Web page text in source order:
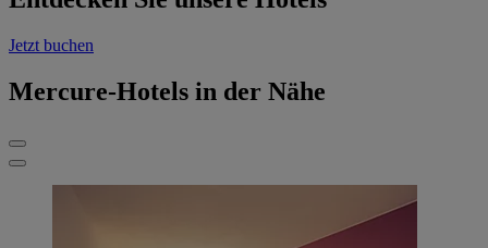
Jetzt buchen
Mercure-Hotels in der Nähe